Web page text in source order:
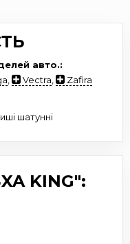
авто.:
Vectra
Zafira
шатунні
KING":